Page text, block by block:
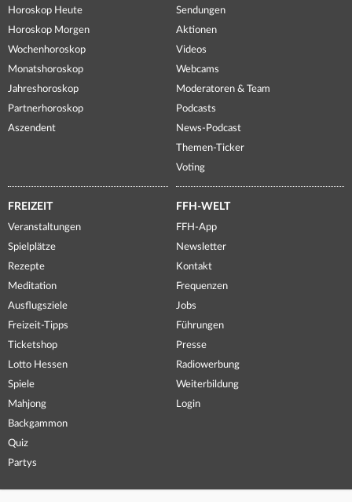
Horoskop Heute
Horoskop Morgen
Wochenhoroskop
Monatshoroskop
Jahreshoroskop
Partnerhoroskop
Aszendent
Sendungen
Aktionen
Videos
Webcams
Moderatoren & Team
Podcasts
News-Podcast
Themen-Ticker
Voting
FREIZEIT
Veranstaltungen
Spielplätze
Rezepte
Meditation
Ausflugsziele
Freizeit-Tipps
Ticketshop
Lotto Hessen
Spiele
Mahjong
Backgammon
Quiz
Partys
FFH-WELT
FFH-App
Newsletter
Kontakt
Frequenzen
Jobs
Führungen
Presse
Radiowerbung
Weiterbildung
Login